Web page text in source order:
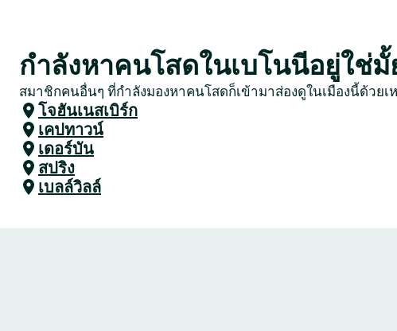
กำลังหาคนโสดในเบโนนีอยู่ใช่มั้
สมาชิกคนอื่นๆ ที่กำลังมองหาคนโสดก็เข้ามาส่องดูในเมืองนี้ด้วย
โจฮันเนสเบิร์ก
เคปทาวน์
เดอร์บัน
สปริง
เบลล์วิลล์